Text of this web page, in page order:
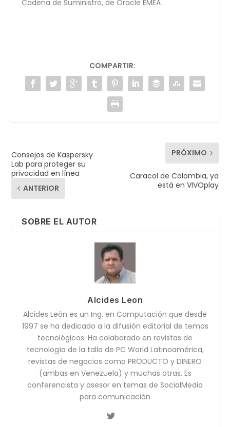
Cadena de Suministro, de Oracle EMEA
COMPARTIR:
Consejos de Kaspersky
Lab para proteger su
privacidad en línea
ANTERIOR
PRÓXIMO
Caracol de Colombia, ya
está en VIVOplay
SOBRE EL AUTOR
Alcides Leon
Alcides León es un Ing. en Computación que desde
1997 se ha dedicado a la difusión editorial de temas
tecnológicos. Ha colaborado en revistas de
tecnología de la talla de PC World Latinoamérica,
revistas de negocios como PRODUCTO y DINERO
(ambas en Venezuela) y muchas otras. Es
conferencista y asesor en temas de SocialMedia
para comunicación